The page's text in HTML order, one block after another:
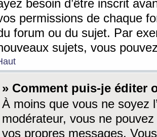
besoin d’être inscrit
permissions de chaque
forum ou du sujet. Par
sujets, vous
» Comment puis-je éditer
À moins que vous ne soyez
modérateur, vous ne
vos propres messages.